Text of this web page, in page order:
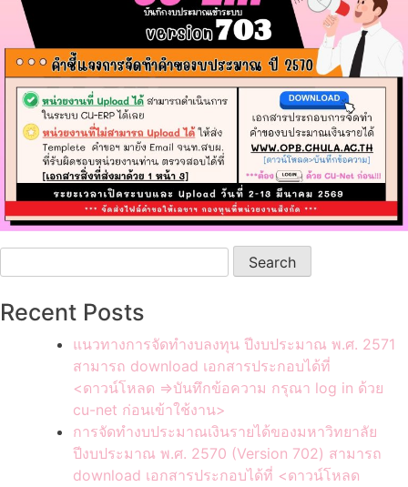
for:
Recent Posts
แนวทางการจัดทำงบลงทุน ปีงบประมาณ พ.ศ. 2571
สามารถ download เอกสารประกอบได้ที่
<ดาวน์โหลด =>บันทึกข้อความ กรุณา log in ด้วย
cu-net ก่อนเข้าใช้งาน>
การจัดทำงบประมาณเงินรายได้ของมหาวิทยาลัย
ปีงบประมาณ พ.ศ. 2570 (Version 702) สามารถ
download เอกสารประกอบได้ที่ <ดาวน์โหลด